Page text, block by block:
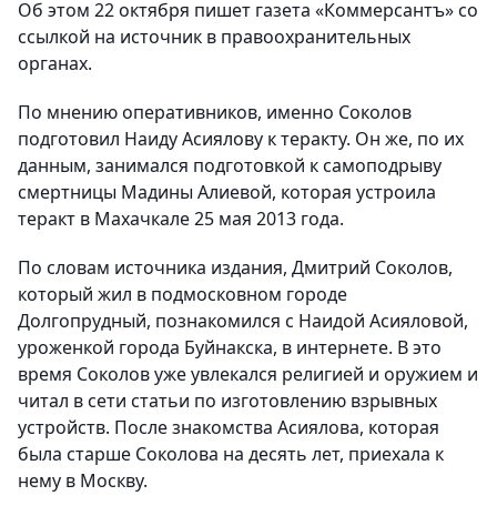
Об этом 22 октября пишет газета «Коммерсантъ» со
ссылкой на источник в правоохранительных
органах.
По мнению оперативников, именно Соколов
подготовил Наиду Асиялову к теракту. Он же, по их
данным, занимался подготовкой к самоподрыву
смертницы Мадины Алиевой, которая устроила
теракт в Махачкале 25 мая 2013 года.
По словам источника издания, Дмитрий Соколов,
который жил в подмосковном городе
Долгопрудный, познакомился с Наидой Асияловой,
уроженкой города Буйнакска, в интернете. В это
время Соколов уже увлекался религией и оружием и
читал в сети статьи по изготовлению взрывных
устройств. После знакомства Асиялова, которая
была старше Соколова на десять лет, приехала к
нему в Москву.